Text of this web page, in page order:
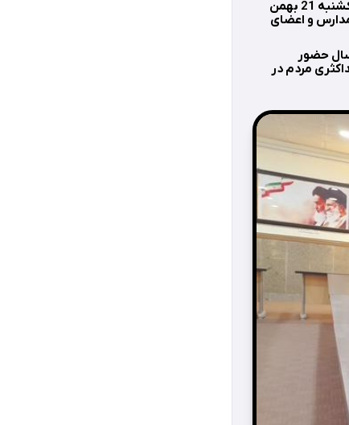
جلسه هماهنگی مراسم دهه فجر بخش مرکزی شهرستان اوز به ریاست بخشدار بخش مرکزی، یکشنبه 21 بهمن
مدارس و اعضای
حضور
مردم در